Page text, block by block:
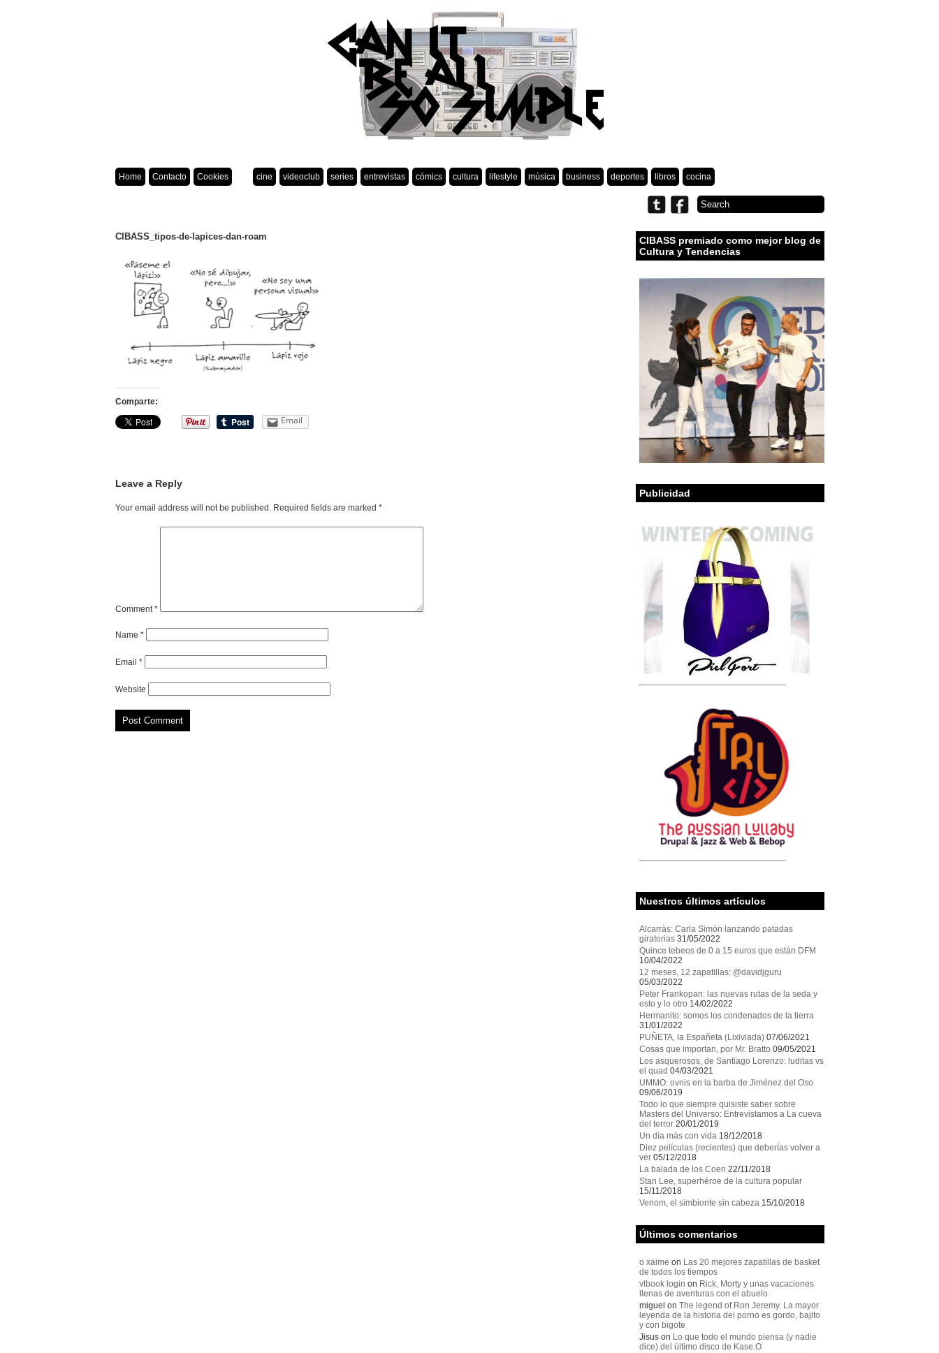
Home Contacto Cookies cine videoclub series entrevistas cómics cultura lifestyle música business deportes libros cocina
CIBASS_tipos-de-lapices-dan-roam
Comparte:
Email
Leave a Reply
Your email address will not be published. Required fields are marked *
Comment*
Name *
Email *
Website
CIBASS premiado como mejor blog de
Cultura y Tendencias
Publicidad
Nuestros últimos artículos
Alcarràs: Carla Simón lanzando patadas
giratorias 31/05/2022
Quince tebeos de 0 a 15 euros que están DFM
10/04/2022
12 meses, 12 zapatillas: @davidjguru
05/03/2022
Peter Frankopan: las nuevas rutas de la seda y
esto y lo otro 14/02/2022
Hermanito: somos los condenados de la tierra
31/01/2022
PUÑETA, la Españeta (Lixiviada) 07/06/2021
Cosas que importan, por Mr. Bratto 09/05/2021
Los asquerosos, de Santiago Lorenzo: luditas vs
el quad 04/03/2021
UMMO: ovnis en la barba de Jiménez del Oso
09/06/2019
Todo lo que siempre quisiste saber sobre
Masters del Universo: Entrevistamos a La cueva
del terror 20/01/2019
Un día más con vida 18/12/2018
Diez películas (recientes) que deberías volver a
ver 05/12/2018
La balada de los Coen 22/11/2018
Stan Lee, superhéroe de la cultura popular
15/11/2018
Venom, el simbionte sin cabeza 15/10/2018
Últimos comentarios
o xaime on Las 20 mejores zapatillas de basket
de todos los tiempos
vlbook login on Rick, Morty y unas vacaciones
llenas de aventuras con el abuelo
miguel on The legend of Ron Jeremy. La mayor
leyenda de la historia del porno es gordo, bajito
y con bigote
Jisuson Lo que todo el mundo piensa (y nadie
dice) del último disco de Kase.O